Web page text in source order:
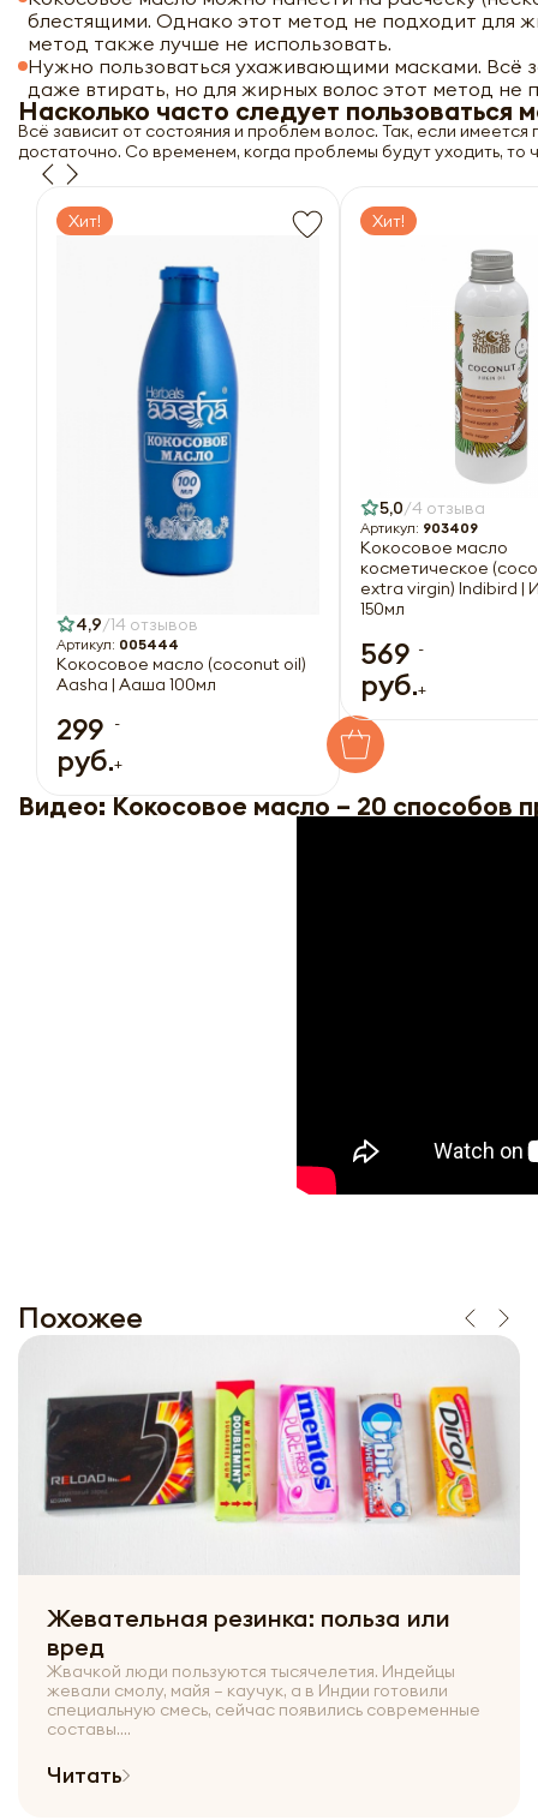
блестящими. Однако этот метод не подходит для
метод также лучше не использовать.
Нужно пользоваться ухаживающими масками. Всё
даже втирать, но для жирных волос этот метод
Насколько часто следует пользоваться
Всё зависит от состояния и проблем волос. Так, если
достаточно. Со временем, когда проблемы будут уходить, то
Хит!
4,9 14 отзывов
Артикул: 005444
Кокосовое масло (coconut oil)
Aasha | Ааша 100мл
299
руб.
-
+
Хит!
5,0 4 отзыва
Артикул: 903409
Кокосовое масло
косметическое
extra virgin) Indibird |
150мл
569
руб.
-
+
Видео: Кокосовое масло – 20 способов
Похожее
Жевательная резинка: польза или
вред
Жвачкой люди пользуются тысячелетия. Индейцы
жевали смолу, майя – каучук, а в Индии готовили
специальную смесь, сейчас появились современные
составы....
Читать